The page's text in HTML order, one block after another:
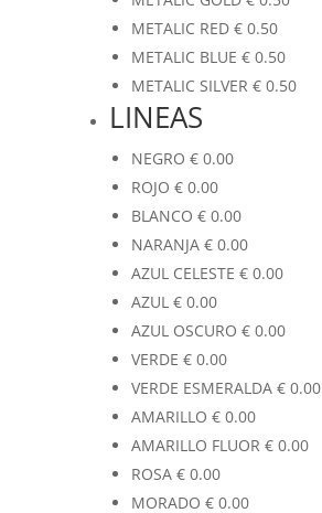
METALIC RED €0.50
METALIC BLUE €0.50
METALIC SILVER €0.50
LINEAS
NEGRO €0.00
ROJO €0.00
BLANCO €0.00
NARANJA €0.00
AZUL CELESTE €0.00
AZUL €0.00
AZUL OSCURO €0.00
VERDE €0.00
VERDE ESMERALDA €0.00
AMARILLO €0.00
AMARILLO FLUOR €0.00
ROSA €0.00
MORADO €0.00